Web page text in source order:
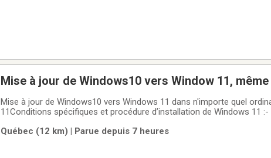
Mise à jour de Windows10 vers Window 11,
Mise à jour de Windows10 vers Windows 11 dans n'importe quel
11Conditions spécifiques et procédure d’installation de Windows 11
doit avoir une version authentique
Québec (12 km) | Parue depuis 7 heures